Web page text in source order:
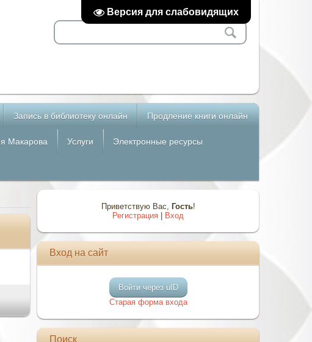
Версия для слабовидящих
Запись в библиотеку онлайн Продление книги онлайн
Макарова Услуги Электронные ресурсы
Приветствую Вас, Гость!
Регистрация
Вход
Вход на сайт
Войти через uID
Старая форма входа
Поиск